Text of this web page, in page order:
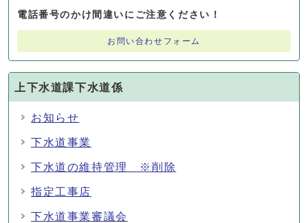
電話番号のかけ間違いにご注意ください！
お問い合わせフォーム
上下水道課下水道係
お知らせ
下水道事業
下水道の維持管理 ※削除
指定工事店
下水道事業審議会